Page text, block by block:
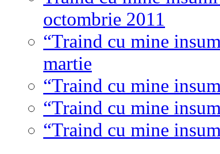
octombrie 2011
“Traind cu mine
martie
“Traind cu mine
“Traind cu mine
“Traind cu mine